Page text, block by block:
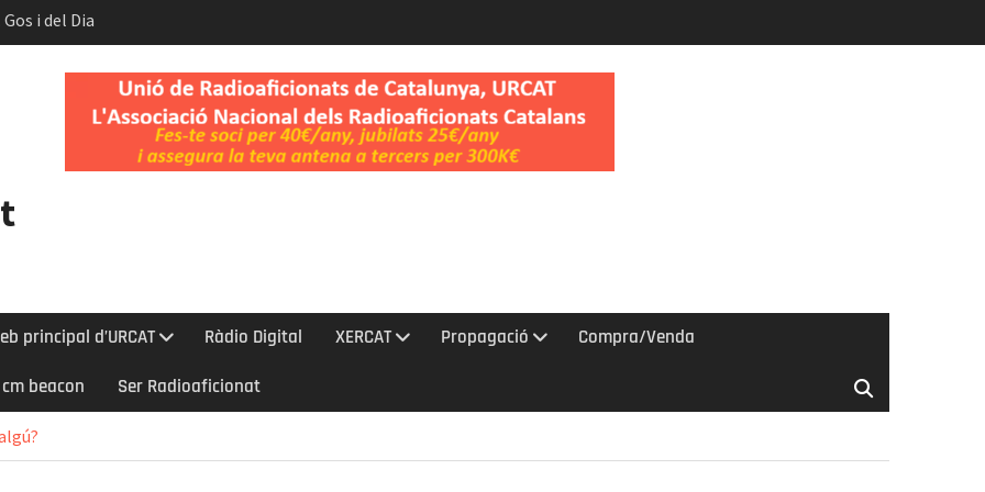
i del Dia
l’eclipsi
a la Cerdanya
principal d’URCAT Ràdio Digital XERCAT Propagació Compra/Venda
cm beacon Ser Radioaficionat